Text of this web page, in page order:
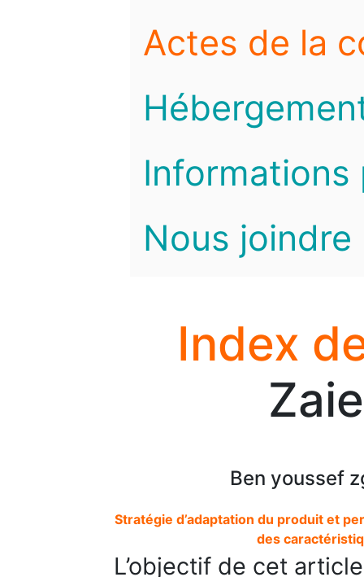
Actes de la
Informations
Nous joindre
Index
Ben youssef
Stratégie d’adaptation du produit et
des
L’objectif de cet